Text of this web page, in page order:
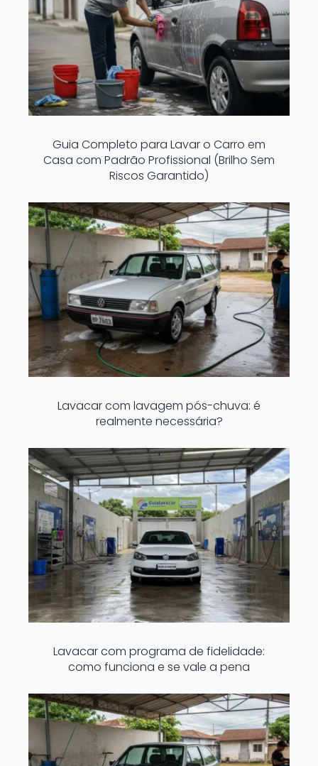
Guia Completo para Lavar o Carro em
Casa com Padrão Profissional (Brilho Sem
Riscos Garantido)
Lavacar com lavagem pós-chuva: é
realmente necessária?
Lavacar com programa de fidelidade:
como funciona e se vale a pena